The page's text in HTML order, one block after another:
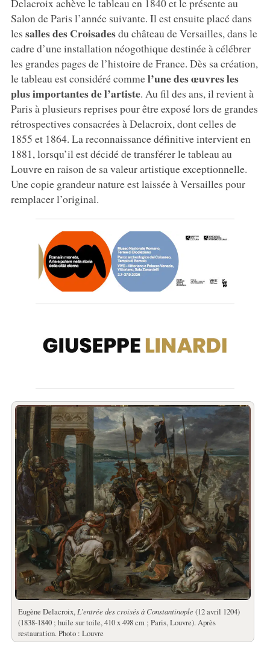
Salon de Paris l’année suivante. Il est ensuite placé dans
les salles des Croisadesdu château de Versailles, dans le
cadre d’une installation néogothique destinée à célébrer
les grandes pages de l’histoire de France. Dès sa création,
le tableau est considéré commel’une des œuvres les
plus importantes de l’artiste. Au fil des ans, il revient à
Paris à plusieurs reprises pour être exposé lors de grandes
rétrospectives consacrées à Delacroix, dont celles de
1855 et 1864. La reconnaissance définitive intervient en
1881, lorsqu’il est décidé de transférer le tableau au
Louvre en raison de sa valeur artistique exceptionnelle.
Une copie grandeur nature est laissée à Versailles pour
remplacer l’original.
Eugène Delacroix, L’entrée des croisés à Constantinople (12 avril 1204)
(1838-1840 ; huile sur toile, 410 x 498 cm ; Paris, Louvre). Après
restauration. Photo : Louvre